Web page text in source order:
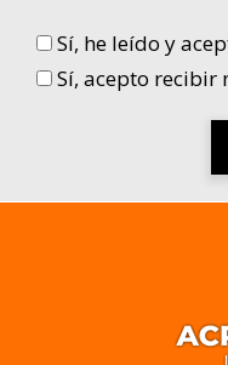
Sí, he leído y
Sí, acepto recibir